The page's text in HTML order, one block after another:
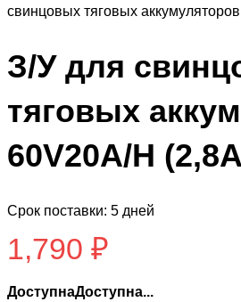
свинцовых тяговых
З/У для
тяговых
60V20A/H
Срок поставки: 5 дней
1,790 ₽
ДоступнаДоступна...